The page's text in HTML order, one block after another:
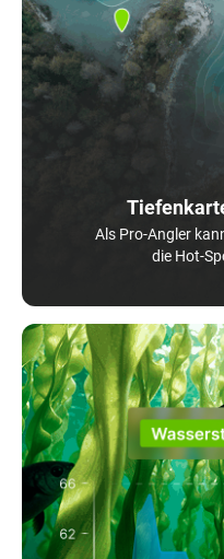
Als Pro-Angler
die Hot-